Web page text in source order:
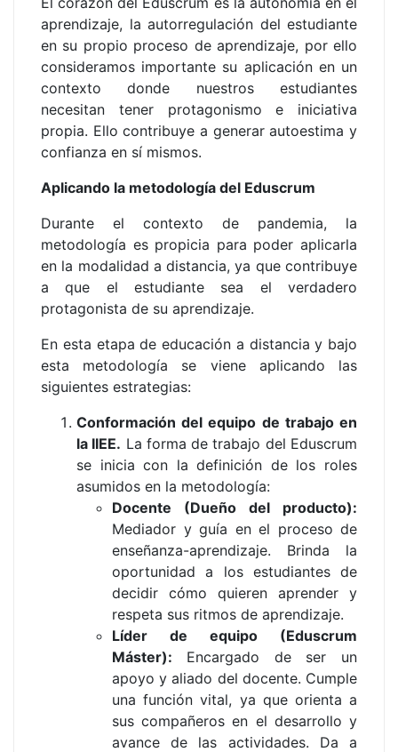
aprendizaje, la autorregulación del estudiante
en su propio proceso de aprendizaje, por ello
consideramos importante su aplicación en un
contexto donde nuestros estudiantes
necesitan tener protagonismo e iniciativa
propia. Ello contribuye a generar autoestima y
confianza en sí mismos.
Aplicando la metodología del Eduscrum
Durante el contexto de pandemia, la
metodología es propicia para poder aplicarla
en la modalidad a distancia, ya que contribuye
a que el estudiante sea el verdadero
protagonista de su aprendizaje.
En esta etapa de educación a distancia y bajo
esta metodología se viene aplicando las
siguientes estrategias:
Conformación del equipo de trabajo en
la IIEE. La forma de trabajo del Eduscrum
se inicia con la definición de los roles
asumidos en la metodología:
Docente (Dueño del producto):
Mediador y guía en el proceso de
enseñanza-aprendizaje. Brinda la
oportunidad a los estudiantes de
decidir cómo quieren aprender y
respeta sus ritmos de aprendizaje.
Líder de equipo (Eduscrum
Máster): Encargado de ser un
apoyo y aliado del docente. Cumple
una función vital, ya que orienta a
sus compañeros en el desarrollo y
avance de las actividades. Da a